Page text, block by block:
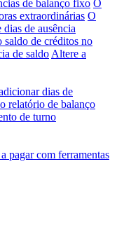
de balanço fixo O
extraordinárias O
de ausência
de créditos no
de saldo Altere a
dias de
relatório de balanço
de turno
pagar com ferramentas